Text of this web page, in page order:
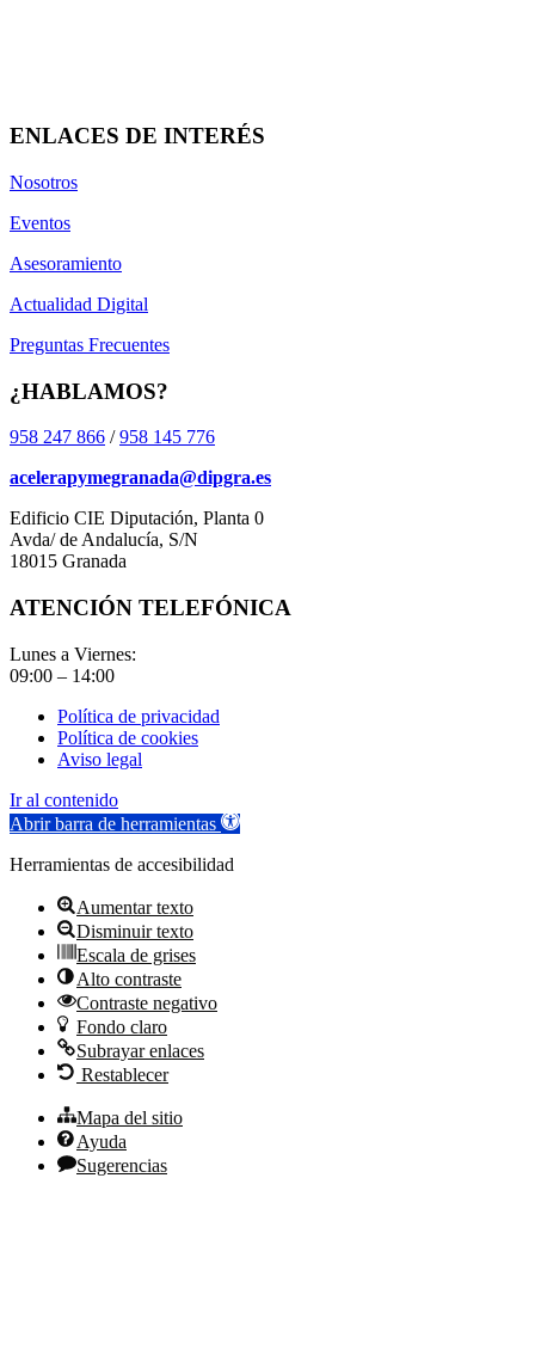
ENLACES DE INTERÉS
Nosotros
Eventos
Asesoramiento
Actualidad Digital
Preguntas Frecuentes
¿HABLAMOS?
958 247 866 /958 145 776
acelerapymegranada@dipgra.es
Edificio CIE Diputación, Planta 0
Avda/ de Andalucía, S/N
18015 Granada
ATENCIÓN TELEFÓNICA
Lunes a Viernes:
09:00 – 14:00
Política de privacidad
Política de cookies
Aviso legal
Ir al contenido
Abrir barra de herramientas
Herramientas de accesibilidad
Aumentar texto
Disminuir texto
Escala de grises
Alto contraste
Contraste negativo
Fondo claro
Subrayar enlaces
Restablecer
Mapa del sitio
Ayuda
Sugerencias